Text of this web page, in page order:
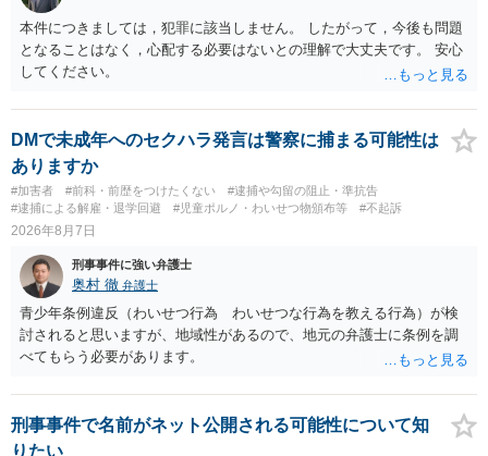
本件につきましては，犯罪に該当しません。 したがって，今後も問題
となることはなく，心配する必要はないとの理解で大丈夫です。 安心
してください。
DMで未成年へのセクハラ発言は警察に捕まる可能性は
ありますか
#加害者 #前科・前歴をつけたくない
#逮捕や勾留の阻止・準抗告
#逮捕による解雇・退学回避
#児童ポルノ・わいせつ物頒布等 #不起訴
2026年8月7日
刑事事件に強い弁護士
奥村 徹 弁護士
青少年条例違反（わいせつ行為 わいせつな行為を教える行為）が検
討されると思いますが、地域性があるので、地元の弁護士に条例を調
べてもらう必要があります。
刑事事件で名前がネット公開される可能性について知
りたい